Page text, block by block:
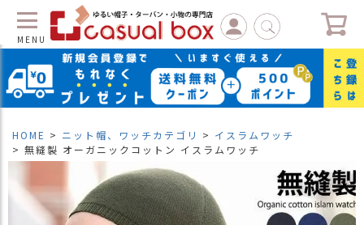
MENU
HOME ニット帽、ワッチカテゴリ
イスラムワッチ
無縫製 オーガニックコットン イスラムワッチ